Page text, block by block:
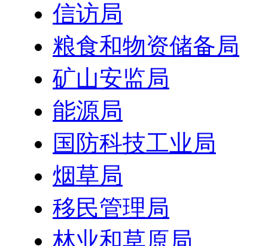
信访局
粮食和物资储备局
矿山安监局
能源局
国防科技工业局
烟草局
移民管理局
林业和草原局